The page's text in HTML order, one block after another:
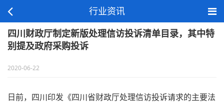
行业资讯
四川财政厅制定新版处理信访投诉清单目录，其中特
别提及政府采购投诉
2020-06-22
日前，四川印发《四川省财政厅处理信访投诉请求的主要法